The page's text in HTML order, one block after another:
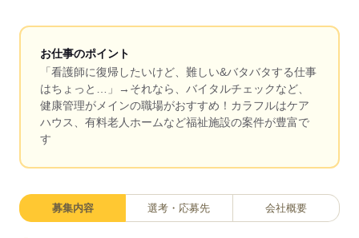
お仕事のポイント
「看護師に復帰したいけど、難しい&バタバタする仕事
はちょっと…」→それなら、バイタルチェックなど、
健康管理がメインの職場がおすすめ！カラフルはケア
ハウス、有料老人ホームなど福祉施設の案件が豊富で
す
募集内容 選考・応募先 会社概要